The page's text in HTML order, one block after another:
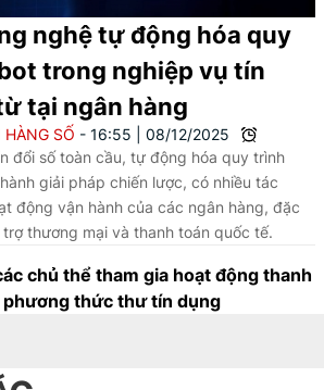
nghệ tự động hóa quy
trong nghiệp vụ tín
tại ngân hàng
HÀNG SỐ 16:55
08/12/2025
đổi số toàn cầu, tự động hóa quy trình
giải pháp chiến lược, có nhiều tác
động vận hành của các ngân hàng, đặc
thương mại và thanh toán quốc tế.
chủ thể tham gia hoạt động thanh
thức thư tín dụng